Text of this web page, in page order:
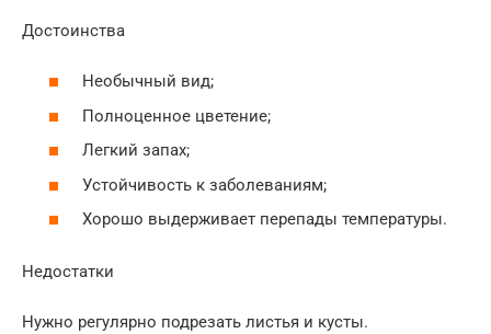
Достоинства
Необычный вид;
Полноценное цветение;
Легкий запах;
Устойчивость к заболеваниям;
Хорошо выдерживает перепады температуры.
Недостатки
Нужно регулярно подрезать листья и кусты.